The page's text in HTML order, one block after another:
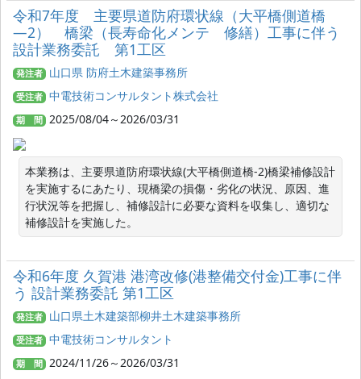
令和7年度 主要県道防府環状線（大平橋側道橋
―2） 橋梁（長寿命化メンテ 修繕）工事に伴う
設計業務委託 第1工区
発注者 山口県 防府土木建築事務所
受注者 中電技術コンサルタント株式会社
期 間 2025/08/04～2026/03/31
本業務は、主要県道防府環状線(大平橋側道橋-2)橋梁補修設計
を実施するにあたり、現橋梁の損傷・劣化の状況、原因、進
行状況等を把握し、補修設計に必要な資料を収集し、適切な
補修設計を実施した。
令和6年度 久賀港 港湾改修(港整備交付金)工事に伴
う 設計業務委託 第1工区
発注者 山口県土木建築部柳井土木建築事務所
受注者 中電技術コンサルタント
期 間 2024/11/26～2026/03/31